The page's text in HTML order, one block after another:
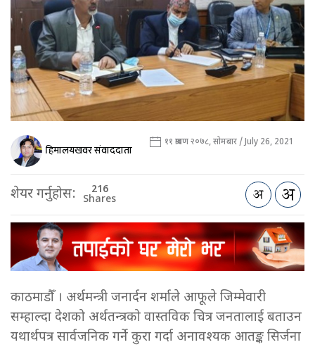
हिमालयखवर संवाददाता ११ श्रावण २०७८, सोमबार / July 26, 2021
शेयर गर्नुहोस: 216
Shares
काठमाडौँ । अर्थमन्त्री जनार्दन शर्माले आफूले जिम्मेवारी
सम्हाल्दा देशको अर्थतन्त्रको वास्तविक चित्र जनतालाई बताउन
यथार्थपत्र सार्वजनिक गर्ने कुरा गर्दा अनावश्यक आतङ्क सिर्जना